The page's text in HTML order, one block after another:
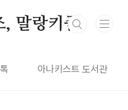
, 말랑키즘
아나키스트 도서관